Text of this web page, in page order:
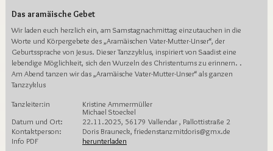
Das aramäische Gebet
Wir laden euch herzlich ein, am Samstagnachmittag einzutauchen in die
Worte und Körpergebete des „Aramäischen Vater-Mutter-Unser“, der
Geburtssprache von Jesus. Dieser Tanzzyklus, inspiriert von Saadist eine
lebendige Möglichkeit, sich den Wurzeln des Christentums zu erinnern. .
Am Abend tanzen wir das „Aramäische Vater-Mutter-Unser“ als ganzen
Tanzzyklus
Tanzleiter:in
Kristine Ammermüller
Michael Stoeckel
Datum und Ort:
22.11.2025, 56179 Vallendar , Pallottistraße 2
Kontaktperson:
Doris Brauneck, friedenstanzmitdoris@gmx.de
Info PDF
herunterladen